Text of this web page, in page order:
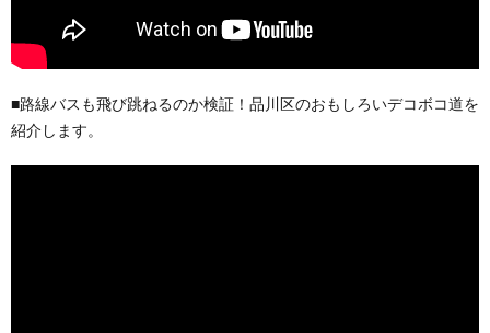
■路線バスも飛び跳ねるのか検証！品川区のおもしろいデコボコ道を
紹介します。